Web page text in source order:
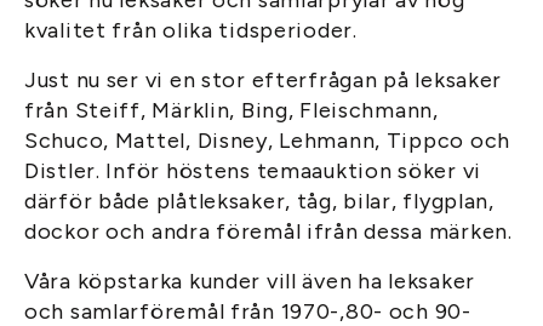
kvalitet från olika tidsperioder.
Just nu ser vi en stor efterfrågan på leksaker
från Steiff, Märklin, Bing, Fleischmann,
Schuco, Mattel, Disney, Lehmann, Tippco och
Distler. Inför höstens temaauktion söker vi
därför både plåtleksaker, tåg, bilar, flygplan,
dockor och andra föremål ifrån dessa märken.
Våra köpstarka kunder vill även ha leksaker
och samlarföremål från 1970-,80- och 90-